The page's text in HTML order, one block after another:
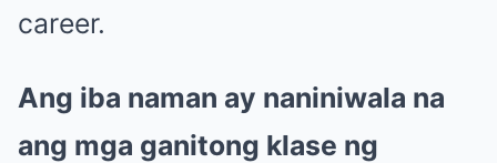
career.
Ang iba naman ay naniniwala na
ang mga ganitong klase ng